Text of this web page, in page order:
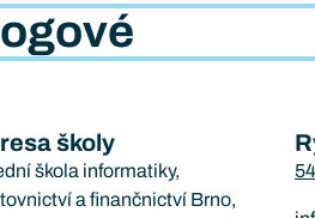
školy
škola informatiky,
a finančnictví Brno,